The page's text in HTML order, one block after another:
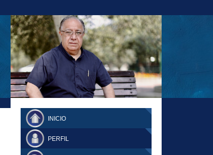
FERNANDO TUESTA SUPLEMENTO
DOMINGO
INICIO
PERFIL